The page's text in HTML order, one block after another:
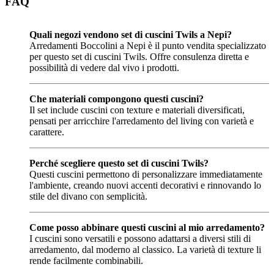
Quali negozi vendono set di cuscini Twils a Nepi?
Arredamenti Boccolini a Nepi è il punto vendita specializzato
per questo set di cuscini Twils. Offre consulenza diretta e
possibilità di vedere dal vivo i prodotti.
Che materiali compongono questi cuscini?
Il set include cuscini con texture e materiali diversificati,
pensati per arricchire l'arredamento del living con varietà e
carattere.
Perché scegliere questo set di cuscini Twils?
Questi cuscini permettono di personalizzare immediatamente
l'ambiente, creando nuovi accenti decorativi e rinnovando lo
stile del divano con semplicità.
Come posso abbinare questi cuscini al mio arredamento?
I cuscini sono versatili e possono adattarsi a diversi stili di
arredamento, dal moderno al classico. La varietà di texture li
rende facilmente combinabili.